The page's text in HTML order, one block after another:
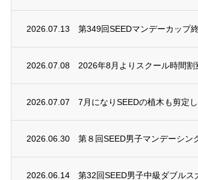
2026.07.13 第349回SEEDマンデーカップ
2026.07.08 2026年8月よりスクール時間割
2026.07.07 7月になりSEEDの植木も剪定
2026.06.30 第８回SEED男子マンデーシン
2026.06.14 第32回SEED男子中級ダブルス